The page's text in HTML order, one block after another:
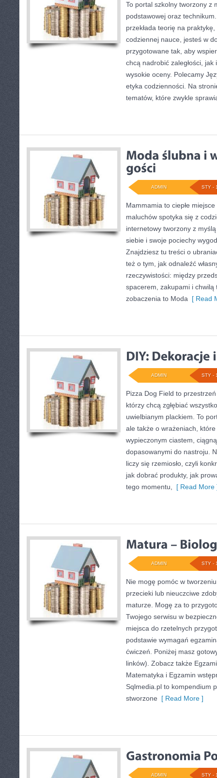
To portal szkolny tworzony z
podstawowej oraz
przekłada teorię na
codziennej nauce, jesteś w
przygotowane tak, aby
chcą nadrobić zaległości,
wysokie oceny. Polecamy
etyka codzienności. Na
tematów, które zwykle
STY -
ADMIN
Mammamia to ciepłe
maluchów spotyka się z
internetowy tworzony z
siebie i swoje pociechy
Znajdziesz tu treści o
też o tym, jak odnaleźć
rzeczywistości: między
spacerem, zakupami i
zobaczenia to Moda [ Read
STY -
ADMIN
Pizza Dog Field to
którzy chcą zgłębiać
uwielbianym plackiem. To
ale także o wrażeniach,
wypieczonym ciastem,
dopasowanymi do nastroju.
liczy się rzemiosło, czyli
jak dobrać produkty, jak
tego momentu,
[ Read More
STY -
ADMIN
Nie mogę pomóc w
przecieki lub nieuczciwe
maturze. Mogę za to
Twojego serwisu w
miejsca do rzetelnych
podstawie wymagań
ćwiczeń. Poniżej masz
linków). Zobacz także
Matematyka i Egzamin
Sqlmedia.pl to kompendium
stworzone [ Read More ]
STY -
ADMIN